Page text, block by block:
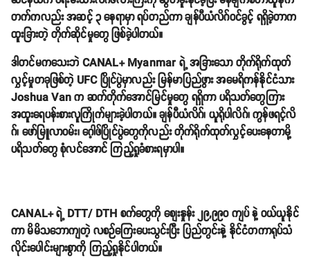
တက်ကလည်း အဆင့် ၃ နေရာမှာ ရပ်တည်ကာ ချန်ပီယံလိဂ်ဝင်ခွင့် ရရှိခဲ့တာက
ထူးခြားတဲ့ တိုက်ဆိုင်မှုတွေ ဖြစ်ခဲ့ပါတယ်။
ဒါတင်မကသေးဘဲ CANAL+ Myanmar ရဲ့ အခြားသော တိုက်ရိုက်ထုတ်
လွှင့်မှုတခုဖြစ်တဲ့ UFC ပြိုင်ပွဲမှာလည်း မြန်မာပြည်ဖွား အမေရိကန်နိုင်ငံသား
Joshua Van က ဆက်တိုက်အောင်မြင်မှုတွေ ရရှိကာ ပရိသတ်တွေကြား
အထူးရေပန်းစားလူကြိုက်များခဲ့ပါတယ်။ ချန်ပီယံလိဂ်၊ ယူရိုပါလိဂ်၊ ကွန်ဖရင့်လိ
ဂ်၊ ဖော်မြူလာဝမ်း၊ ဂေ့ါဖ်ပြိုင်ပွဲတွေကိုလည်း တိုက်ရိုက်ထုတ်လွှင့်ပေးနေတာမို့
ပရိသတ်တွေ စုံလင်အောင် ကြည့်ရှုခံစားရမှာပါ။
CANAL+ ရဲ့ DTT/ DTH စက်တွေကို စျေးနှုန်း ၂၉,၉၉၀ ကျပ် နဲ့ ဝယ်ယူနိုင်
ကာ မိမိသဘောကျတဲ့ လစဉ်ကြေးပေးသွင်းပြီး ပြည်တွင်းနဲ့ နိုင်ငံတကာရုပ်သံ
လိုင်းပေါင်းများစွာကို ကြည့်ရှုနိုင်ပါတယ်။